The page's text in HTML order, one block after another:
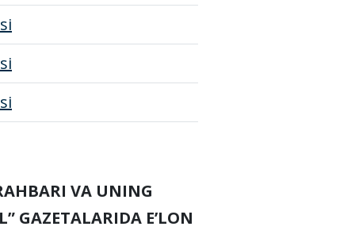
VA UNING
GAZETALARIDA E’LON